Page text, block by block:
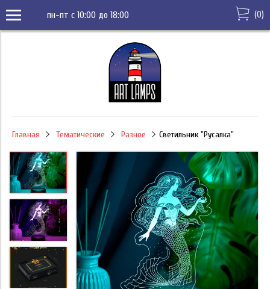
пн-пт с 10:00 до 18:00 (0)
Главная Тематические Разное Светильник "Русалка"